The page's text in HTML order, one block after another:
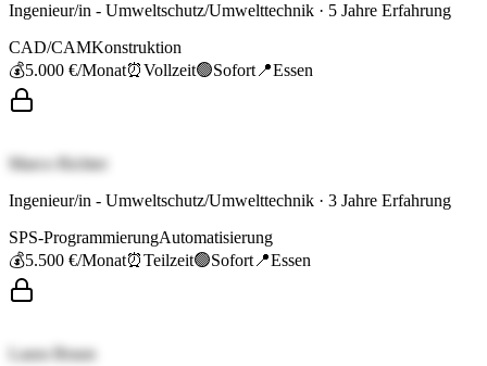
Ingenieur/in - Umweltschutz/Umwelttechnik · 5 Jahre Erfahrung
CAD/CAMKonstruktion
💰5.000 €/Monat⏰Vollzeit🟢Sofort 📍Essen
Marco Richter
Ingenieur/in - Umweltschutz/Umwelttechnik · 3 Jahre Erfahrung
SPS-ProgrammierungAutomatisierung
💰5.500 €/Monat⏰Teilzeit🟢Sofort 📍Essen
Laura Braun